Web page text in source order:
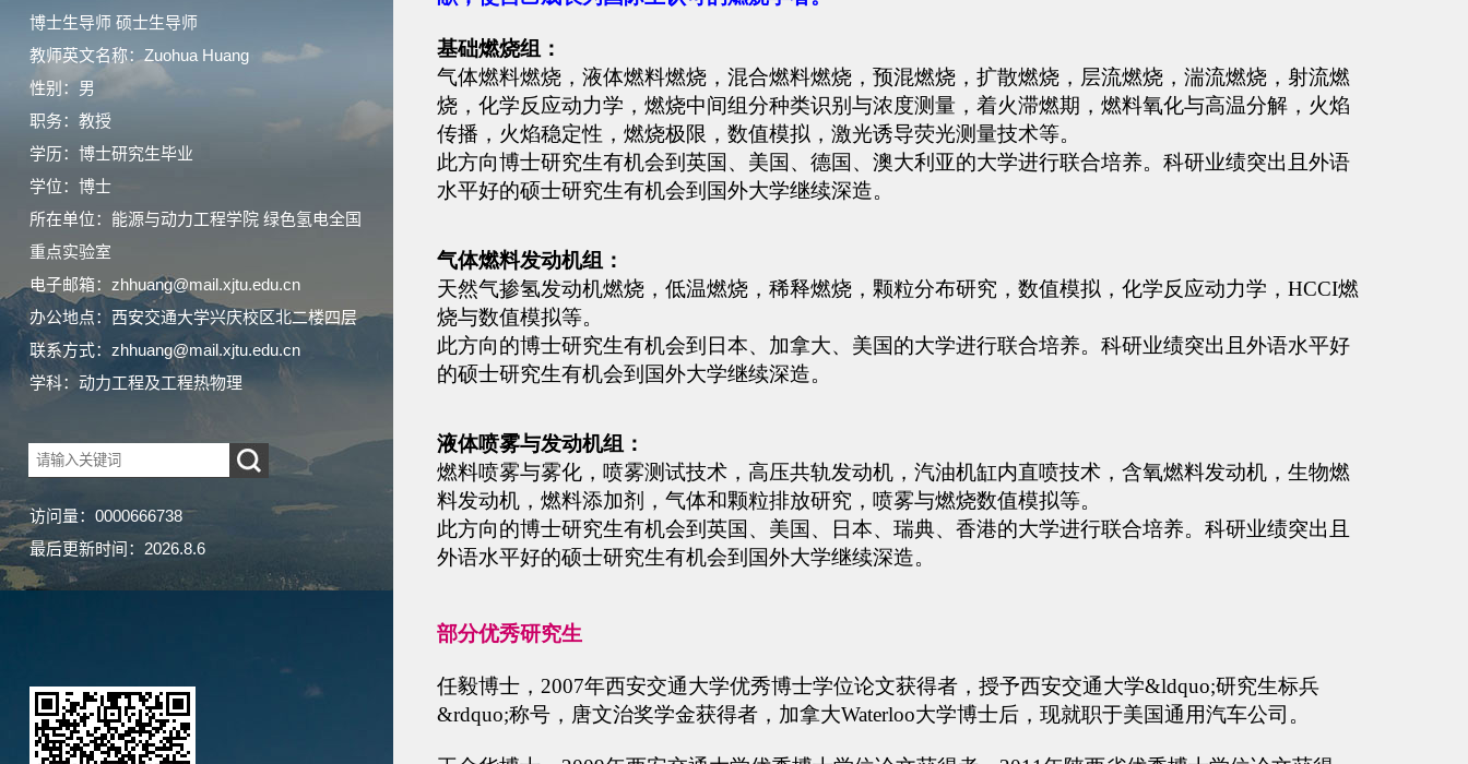
博士生导师 硕士生导师
教师英文名称：Zuohua Huang
性别：男
职务：教授
学历：博士研究生毕业
学位：博士
所在单位：能源与动力工程学院 绿色氢电全国
重点实验室
电子邮箱： zhhuang@mail.xjtu.edu.cn
办公地点：西安交通大学兴庆校区北二楼四层
联系方式： zhhuang@mail.xjtu.edu.cn
学科：动力工程及工程热物理
访问量： 0000666738
最后更新时间： 2026.8.6